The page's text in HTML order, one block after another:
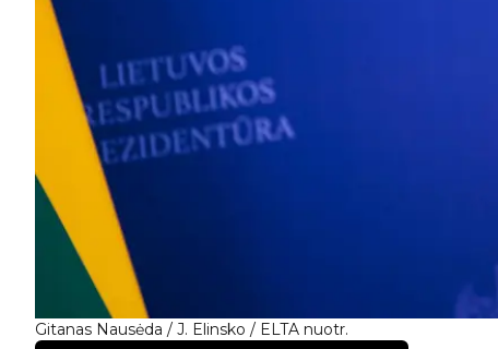
Gitanas Nausėda / J. Elinsko / ELTA nuotr.